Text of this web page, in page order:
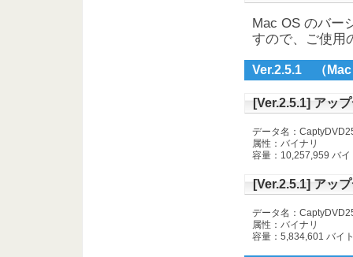
Mac OS のバー
すので、ご使用
Ver.2.5.1 （Mac
[Ver.2.5.1] アッ
データ名：
属性：バイナリ
容量：10,257,959 バイ
[Ver.2.5.1] アッ
データ名：
属性：バイナリ
容量：5,834,601 バイ